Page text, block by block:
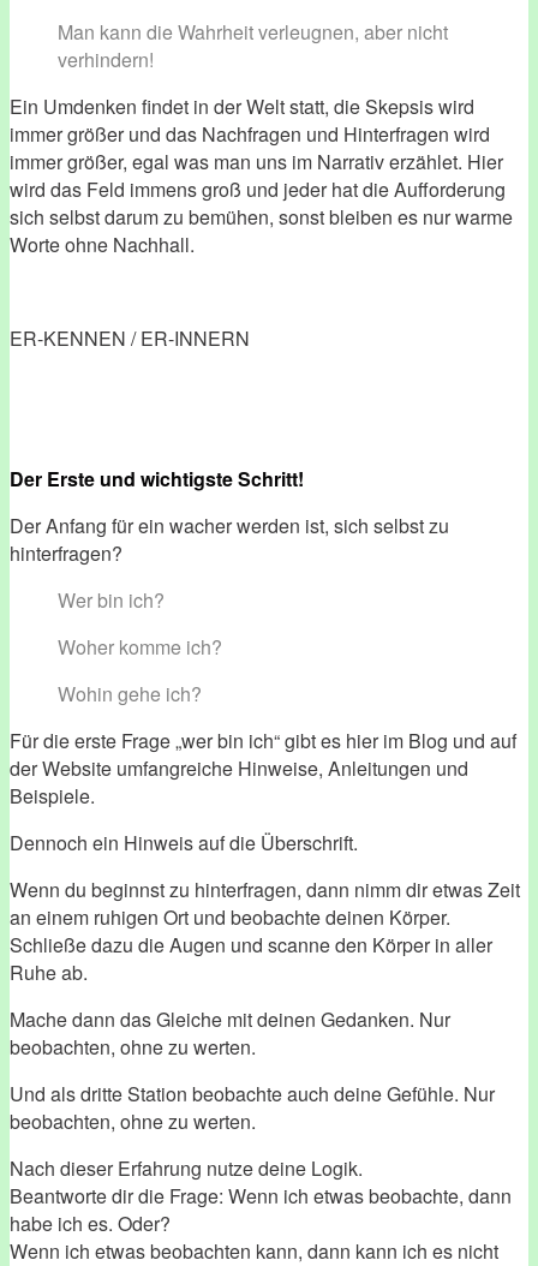
Man kann die Wahrheit verleugnen, aber nicht
verhindern!
Ein Umdenken findet in der Welt statt, die Skepsis wird
immer größer und das Nachfragen und Hinterfragen wird
immer größer, egal was man uns im Narrativ erzählet. Hier
wird das Feld immens groß und jeder hat die Aufforderung
sich selbst darum zu bemühen, sonst bleiben es nur warme
Worte ohne Nachhall.
ER-KENNEN / ER-INNERN
Der Erste und wichtigste Schritt!
Der Anfang für ein wacher werden ist, sich selbst zu
hinterfragen?
Wer bin ich?
Woher komme ich?
Wohin gehe ich?
Für die erste Frage „wer bin ich“ gibt es hier im Blog und auf
der Website umfangreiche Hinweise, Anleitungen und
Beispiele.
Dennoch ein Hinweis auf die Überschrift.
Wenn du beginnst zu hinterfragen, dann nimm dir etwas Zeit
an einem ruhigen Ort und beobachte deinen Körper.
Schließe dazu die Augen und scanne den Körper in aller
Ruhe ab.
Mache dann das Gleiche mit deinen Gedanken. Nur
beobachten, ohne zu werten.
Und als dritte Station beobachte auch deine Gefühle. Nur
beobachten, ohne zu werten.
Nach dieser Erfahrung nutze deine Logik.
Beantworte dir die Frage: Wenn ich etwas beobachte, dann
habe ich es. Oder?
Wenn ich etwas beobachten kann, dann kann ich es nicht